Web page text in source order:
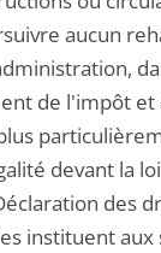
aucun
de l'impôt et
devant la
des
instituent aux